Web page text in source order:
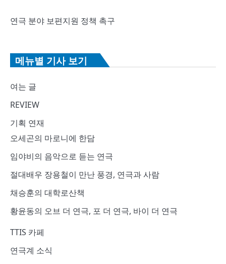
연극 분야 보편지원 정책 촉구
메뉴별 기사 보기
여는 글
REVIEW
기획 연재
오세곤의 마로니에 한담
임야비의 음악으로 듣는 연극
절대배우 장용철이 만난 풍경, 연극과 사람
채승훈의 대학로산책
황윤동의 오브 더 연극, 포 더 연극, 바이 더 연극
TTIS 카페
연극계 소식